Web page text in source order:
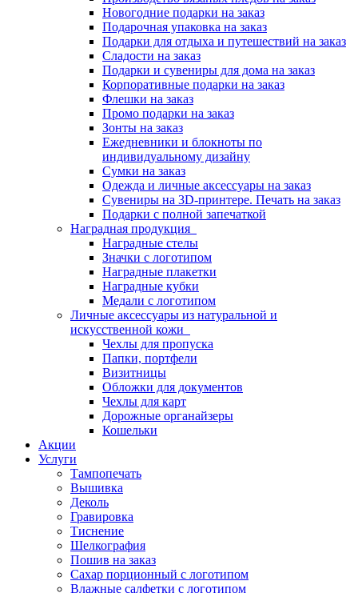
Новогодние подарки на заказ
Подарочная упаковка на заказ
Подарки для отдыха и путешествий на заказ
Сладости на заказ
Подарки и сувениры для дома на заказ
Корпоративные подарки на заказ
Флешки на заказ
Промо подарки на заказ
Зонты на заказ
Ежедневники и блокноты по
индивидуальному дизайну
Сумки на заказ
Одежда и личные аксессуары на заказ
Сувениры на 3D-принтере. Печать на заказ
Подарки с полной запечаткой
Наградная продукция
Наградные стелы
Значки с логотипом
Наградные плакетки
Наградные кубки
Медали с логотипом
Личные аксессуары из натуральной и
искусственной кожи
Чехлы для пропуска
Папки, портфели
Визитницы
Обложки для документов
Чехлы для карт
Дорожные органайзеры
Кошельки
Акции
Услуги
Тампопечать
Вышивка
Деколь
Гравировка
Тиснение
Шелкография
Пошив на заказ
Сахар порционный с логотипом
Влажные салфетки с логотипом